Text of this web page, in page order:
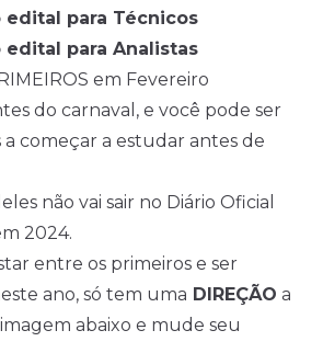
para Técnicos
para Analistas
em Fevereiro
do carnaval, e você pode ser
começar a estudar antes de
não vai sair no Diário Oficial
2024.
entre os primeiros e ser
ano, só tem uma DIREÇÃO a
abaixo e mude seu